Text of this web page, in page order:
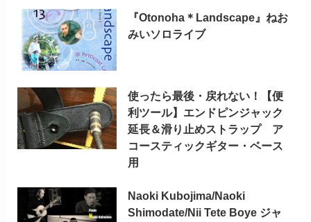
『Otonoha＊Landscape』ねお
みいソロライブ
使ったら最後・戻れない！【便
利ツール】エンドピンジャック
延長＆滑り止めストラップ ア
コースティックギター・ベース
用
Naoki Kubojima/Naoki
Shimodate/Nii Tete Boye ジャ